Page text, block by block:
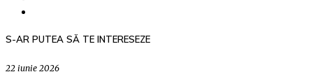
S-AR PUTEA SĂ TE INTERESEZE
22 iunie 2026